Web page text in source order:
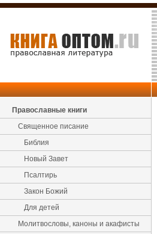
Православные книги
Священное писание
Библия
Новый Завет
Псалтирь
Закон Божий
Для детей
Молитвословы, каноны и акафисты